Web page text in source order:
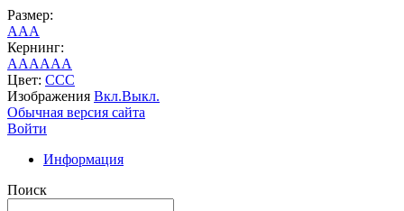
Размер:
AAA
Кернинг:
AAAAAA
Цвет: CCC
Изображения Вкл.Выкл.
Обычная версия сайта
Войти
Информация
Поиск